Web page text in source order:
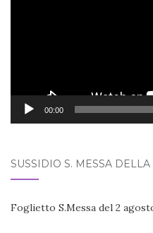
00:00
SUSSIDIO S. MESSA
Foglietto S.Messa del 2